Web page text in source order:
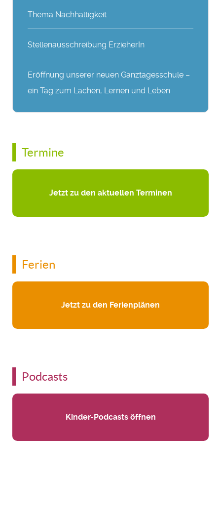
Thema Nachhaltigkeit
Stellenausschreibung ErzieherIn
Eröffnung unserer neuen Ganztagesschule –
ein Tag zum Lachen, Lernen und Leben
Termine
Jetzt zu den aktuellen Terminen
Ferien
Jetzt zu den Ferienplänen
Podcasts
Kinder-Podcasts öffnen